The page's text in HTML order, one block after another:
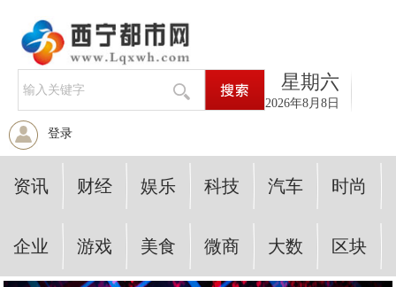
星期六
2026年8月8日
登录
资讯 财经 娱乐 科技 汽车 时尚
企业 游戏 美食 微商 大数 区块